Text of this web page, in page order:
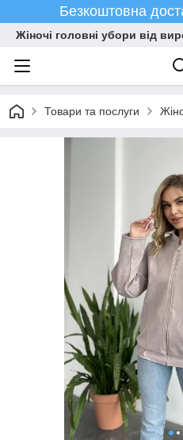
Безкоштовна
Жіночі головні убори від
Товари та послуги